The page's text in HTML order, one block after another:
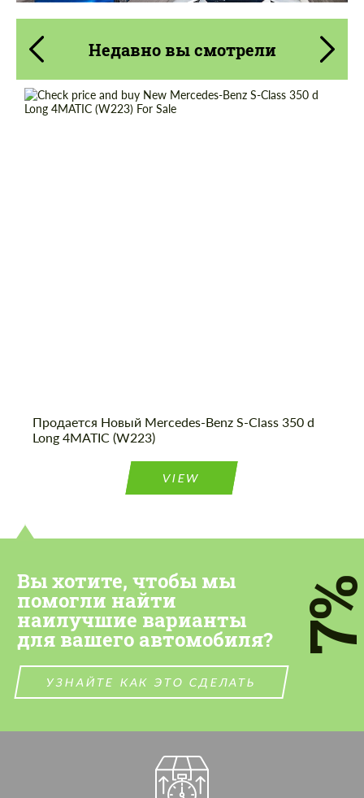
Недавно вы смотрели
Продается Новый Mercedes-Benz S-Class 350 d
Long 4MATIC (W223)
VIEW
Вы хотите, чтобы мы
помогли найти
наилучшие варианты
для вашего автомобиля?
УЗНАЙТЕ КАК ЭТО СДЕЛАТЬ
Cогласиться на обработку
персональных данных
Cогласиться на обработку
персональных данных